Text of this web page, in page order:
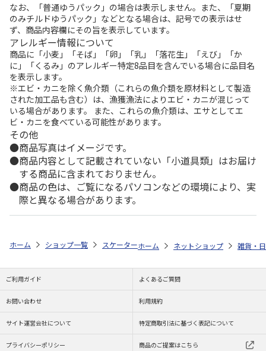
なお、「普通ゆうパック」の場合は表示しません。また、「夏期
のみチルドゆうパック」などとなる場合は、記号での表示はせ
ず、商品内容欄にその旨を表示しています。
アレルギー情報について
商品に「小麦」「そば」「卵」「乳」「落花生」「えび」「か
に」「くるみ」のアレルギー特定8品目を含んでいる場合に品目名
を表示します。
※エビ・カニを除く魚介類（これらの魚介類を原材料として製造
された加工品も含む）は、漁獲漁法によりエビ・カニが混じって
いる場合があります。 また、これらの魚介類は、エサとしてエ
ビ・カニを食べている可能性があります。
その他
商品写真はイメージです。
商品内容として記載されていない「小道具類」はお届け
する商品に含まれておりません。
商品の色は、ご覧になるパソコンなどの環境により、実
際と異なる場合があります。
ホーム ショップ一覧 スケーター ソックスシューズ ギフトボックス
ホーム ネットショップ 雑貨・
ご利用ガイド よくあるご質問
お問い合わせ 利用規約
サイト運営会社について 特定商取引法に基づく表記について
プライバシーポリシー 商品のご提案はこちら